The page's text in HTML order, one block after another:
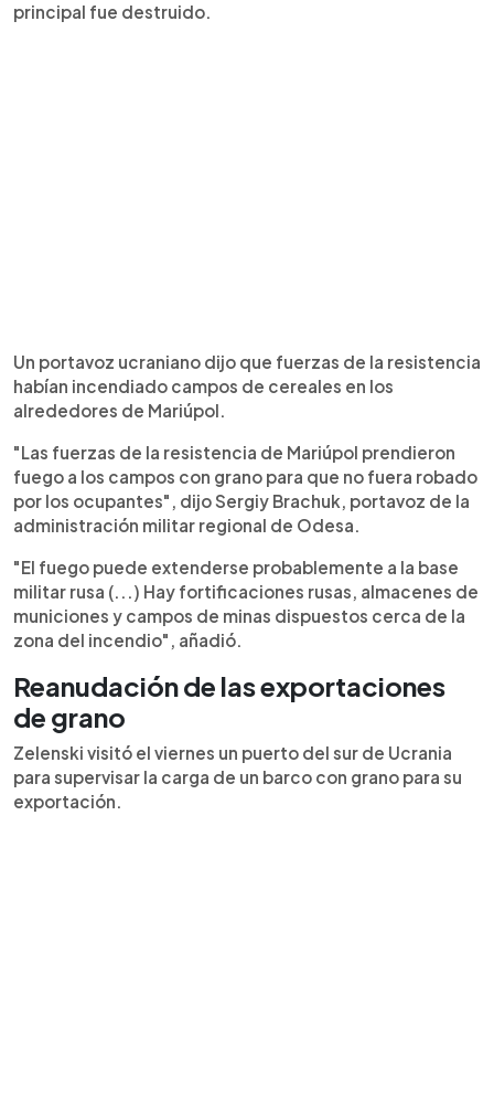
principal fue destruido.
Un portavoz ucraniano dijo que fuerzas de la resistencia
habían incendiado campos de cereales en los
alrededores de Mariúpol.
"Las fuerzas de la resistencia de Mariúpol prendieron
fuego a los campos con grano para que no fuera robado
por los ocupantes", dijo Sergiy Brachuk, portavoz de la
administración militar regional de Odesa.
"El fuego puede extenderse probablemente a la base
militar rusa (...) Hay fortificaciones rusas, almacenes de
municiones y campos de minas dispuestos cerca de la
zona del incendio", añadió.
Reanudación de las exportaciones
de grano
Zelenski visitó el viernes un puerto del sur de Ucrania
para supervisar la carga de un barco con grano para su
exportación.